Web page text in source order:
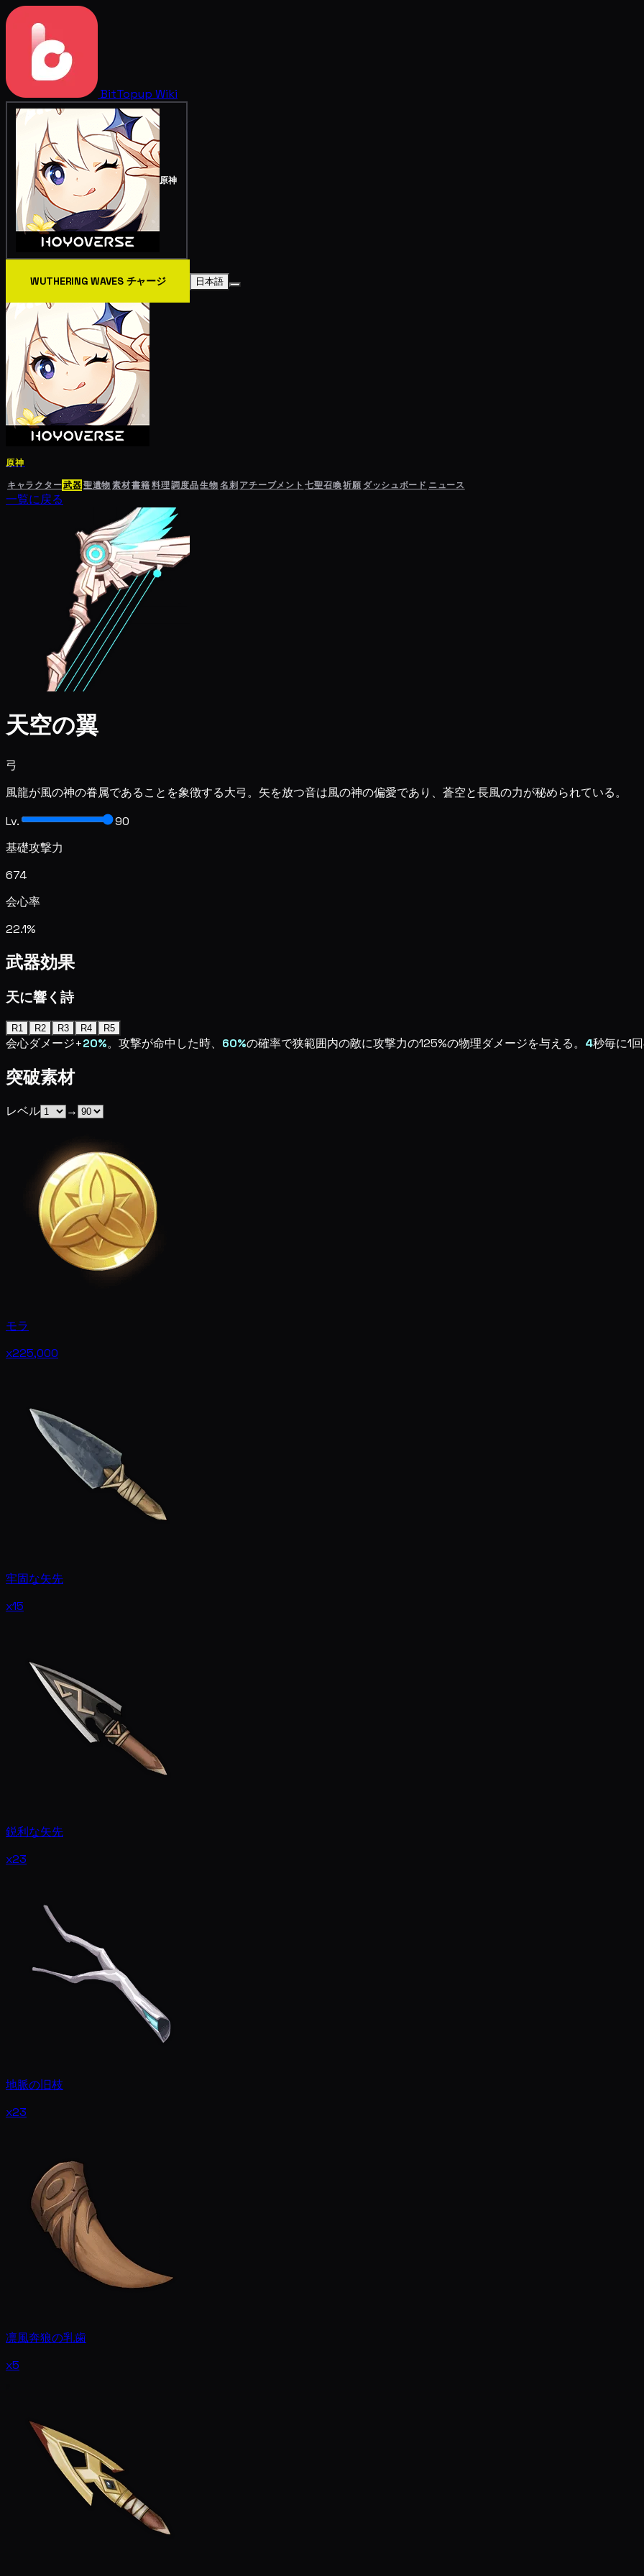
BitTopup Wiki
原神
WUTHERING WAVES チャージ 日本語
原神
キャラクター武器聖遺物素材書籍料理調度品生物名刺 アチーブメント 七聖召喚祈願 ダッシュボード ニュース
一覧に戻る
天空の翼
弓
風龍が風の神の眷属であることを象徴する大弓。矢を放つ音は風の神の偏愛であり、蒼空と長風の力が秘められている。
Lv.
90
基礎攻撃力
674
会心率
22.1%
武器効果
天に響く詩
R1 R2 R3 R4 R5
会心ダメージ+20%。攻撃が命中した時、 60%の確率で狭範囲内の敵に攻撃力の125%の物理ダメージを与える。 4秒毎に1
突破素材
レベル →
モラ
x225,000
牢固な矢先
x15
鋭利な矢先
x23
地脈の旧枝
x23
凛風奔狼の乳歯
x5